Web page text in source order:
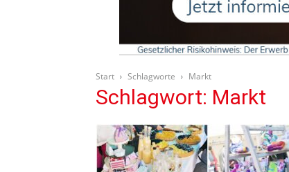
Start Schlagworte Markt
Schlagwort: Markt